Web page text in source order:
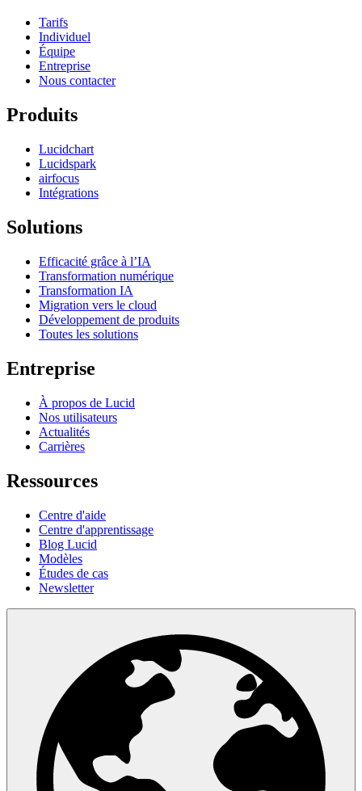
Tarifs
Individuel
Équipe
Entreprise
Nous contacter
Produits
Lucidchart
Lucidspark
airfocus
Intégrations
Solutions
Efficacité grâce à l’IA
Transformation numérique
Transformation IA
Migration vers le cloud
Développement de produits
Toutes les solutions
Entreprise
À propos de Lucid
Nos utilisateurs
Actualités
Carrières
Ressources
Centre d'aide
Centre d'apprentissage
Blog Lucid
Modèles
Études de cas
Newsletter